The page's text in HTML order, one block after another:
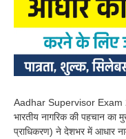
Aadhar Supervisor Exam
भारतीय नागरिक की पहचान का
प्राधिकरण) ने देशभर में आधार